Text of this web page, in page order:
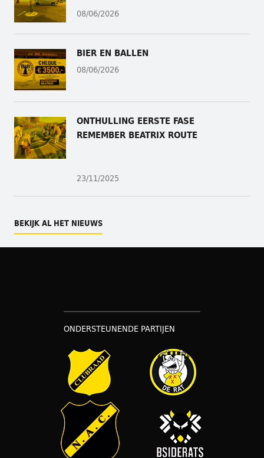
08/06/2026
BIER EN BALLEN
08/06/2026
ONTHULLING EERSTE FASE
REMEMBER BEATRIX ROUTE
23/11/2025
BEKIJK AL HET NIEUWS
ONDERSTEUNENDE PARTIJEN